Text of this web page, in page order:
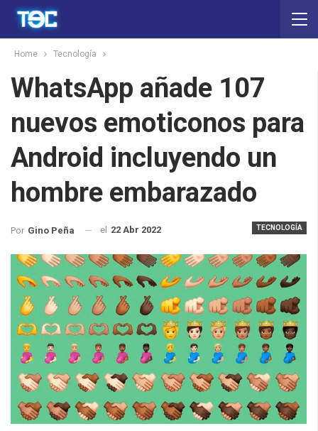
Home Tecnología
WhatsApp añade 107
nuevos emoticonos para
Android incluyendo un
hombre embarazado
TECNOLOGÍA
Por Gino Peña el 22 Abr 2022